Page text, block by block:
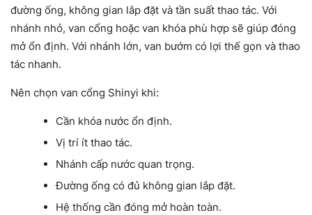
đường ống, không gian lắp đặt và tần suất thao tác. Với
nhánh nhỏ, van cổng hoặc van khóa phù hợp sẽ giúp đóng
mở ổn định. Với nhánh lớn, van bướm có lợi thế gọn và thao
tác nhanh.
Nên chọn van cổng Shinyi khi:
Cần khóa nước ổn định.
Vị trí ít thao tác.
Nhánh cấp nước quan trọng.
Đường ống có đủ không gian lắp đặt.
Hệ thống cần đóng mở hoàn toàn.